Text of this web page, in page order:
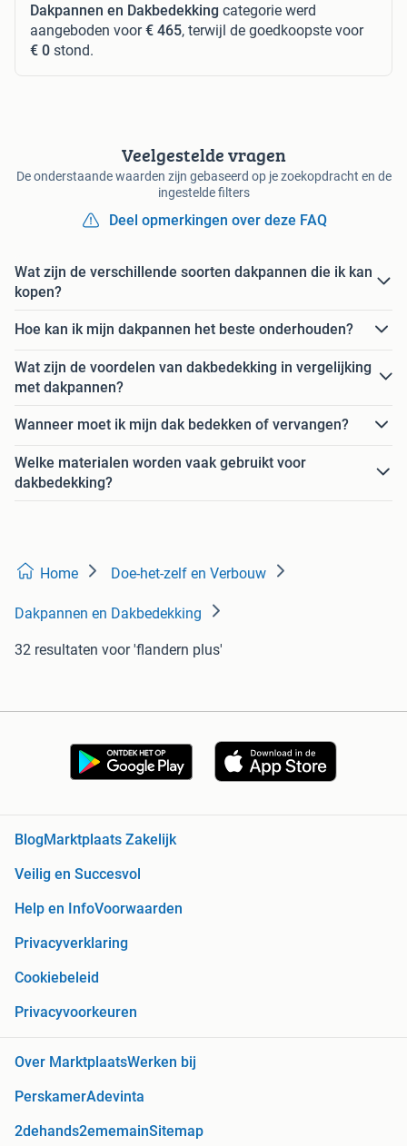
Dakpannen en Dakbedekking categorie werd
aangeboden voor€ 465, terwijl de goedkoopste voor
€ 0 stond.
Veelgestelde vragen
De onderstaande waarden zijn gebaseerd op je zoekopdracht en de
ingestelde filters
Deel opmerkingen over deze FAQ
Wat zijn de verschillende soorten dakpannen die ik kan
kopen?
Hoe kan ik mijn dakpannen het beste onderhouden?
Wat zijn de voordelen van dakbedekking in vergelijking
met dakpannen?
Wanneer moet ik mijn dak bedekken of vervangen?
Welke materialen worden vaak gebruikt voor
dakbedekking?
Home Doe-het-zelf en Verbouw
Dakpannen en Dakbedekking
32 resultaten voor 'flandern plus'
BlogMarktplaats Zakelijk
Veilig en Succesvol
Help en InfoVoorwaarden
Privacyverklaring
Cookiebeleid
Privacyvoorkeuren
Over MarktplaatsWerken bij
PerskamerAdevinta
2dehands2ememainSitemap